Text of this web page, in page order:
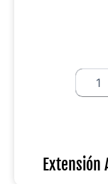
ALUM
.1.20MT
Extensión